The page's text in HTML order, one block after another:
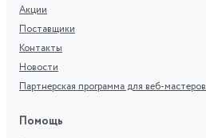
Акции
Поставщики
Контакты
Новости
Партнерская программа для веб-мастеров
Помощь